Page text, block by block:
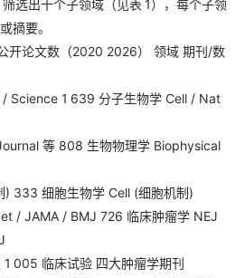
选出十个子领域（见表 1），每个子领
摘要。
开论文数（2020 2026） 领域 期刊/数
Science 1 639 分子生物学 Cell / Nat
等 808 生物物理学 Biophysical
) 333 细胞生物学 Cell (细胞机制)
/ JAMA / BMJ 726 临床肿瘤学 NEJ
005 临床试验 四大肿瘤学期刊